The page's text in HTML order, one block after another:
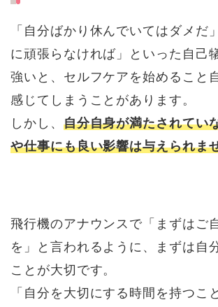
「自分ばかり休んでいてはダメだ
に頑張らなければ」といった自己
強いと、セルフケアを始めること
感じてしまうことがあります。
しかし、 自分自身が満たされてい
や仕事にも良い影響は与えられま
飛行機のアナウンスで「まずはご
を」と言われるように、まずは自
ことが大切です。
「自分を大切にする時間を持つこ